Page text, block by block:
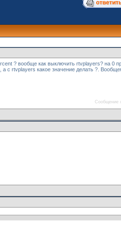
? вообще как выключить rtvplayers? на 0
с rtvplayers какое значение делать ?.
Сообщение